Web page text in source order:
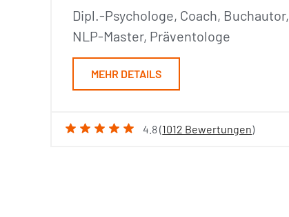
Dipl.-Psychologe, Coach, Buchautor,
NLP-Master, Präventologe
MEHR DETAILS
4.8 (1012 Bewertungen)